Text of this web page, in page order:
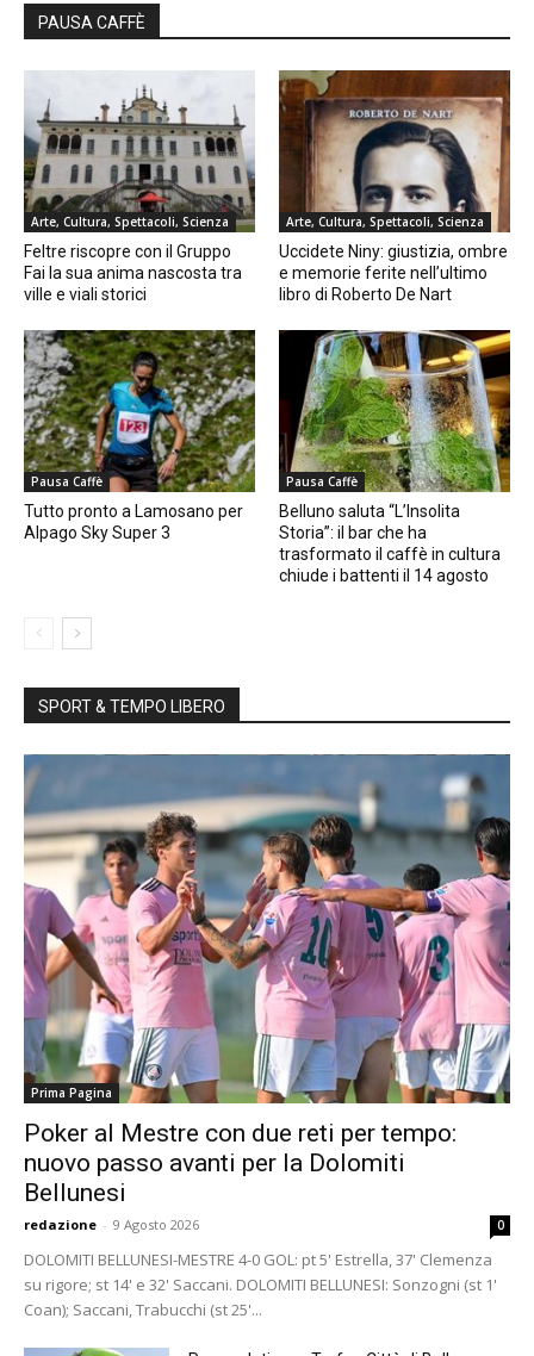
PAUSA CAFFÈ
Arte, Cultura, Spettacoli, Scienza
Feltre riscopre con il Gruppo
Fai la sua anima nascosta tra
ville e viali storici
Arte, Cultura, Spettacoli, Scienza
Uccidete Niny: giustizia, ombre
e memorie ferite nell’ultimo
libro di Roberto De Nart
Pausa Caffè
Tutto pronto a Lamosano per
Alpago Sky Super 3
Pausa Caffè
Belluno saluta “L’Insolita
Storia”: il bar che ha
trasformato il caffè in cultura
chiude i battenti il 14 agosto
SPORT & TEMPO LIBERO
Prima Pagina
Poker al Mestre con due reti per tempo:
nuovo passo avanti per la Dolomiti
Bellunesi
redazione - 9 Agosto 2026 0
DOLOMITI BELLUNESI-MESTRE 4-0 GOL: pt 5' Estrella, 37' Clemenza
su rigore; st 14' e 32' Saccani. DOLOMITI BELLUNESI: Sonzogni (st 1'
Coan); Saccani, Trabucchi (st 25'...